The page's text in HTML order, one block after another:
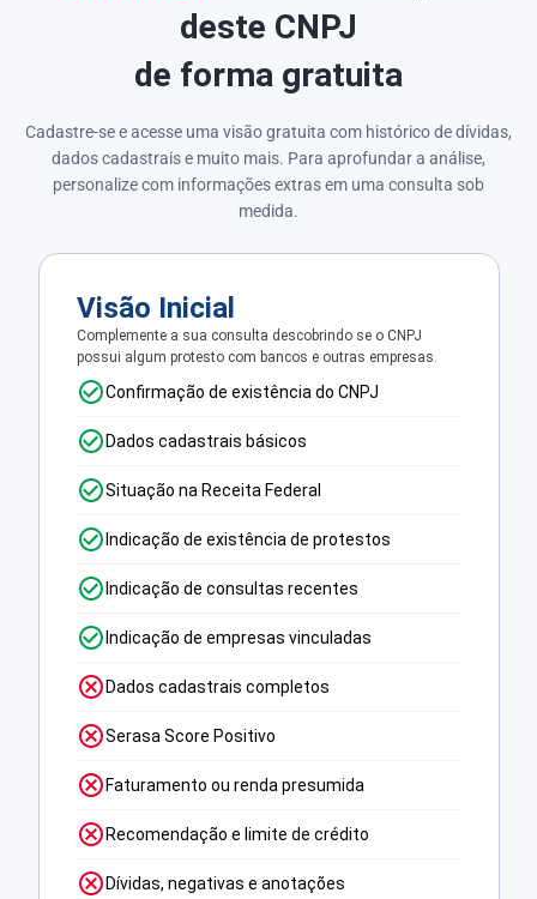
deste CNPJ
de forma gratuita
Cadastre-se e acesse uma visão gratuita com histórico de dívidas,
dados cadastrais e muito mais. Para aprofundar a análise,
personalize com informações extras em uma consulta sob
medida.
Visão Inicial
Complemente a sua consulta descobrindo se o CNPJ
possui algum protesto com bancos e outras empresas.
Confirmação de existência do CNPJ
Dados cadastrais básicos
Situação na Receita Federal
Indicação de existência de protestos
Indicação de consultas recentes
Indicação de empresas vinculadas
Dados cadastrais completos
Serasa Score Positivo
Faturamento ou renda presumida
Recomendação e limite de crédito
Dívidas, negativas e anotações